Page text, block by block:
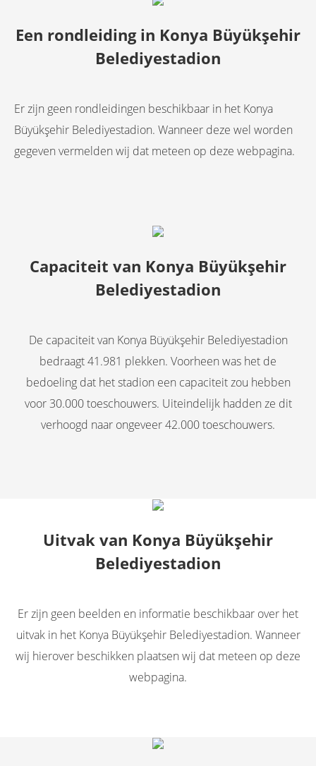
Een rondleiding in Konya Büyükşehir
Belediyestadion
Er zijn geen rondleidingen beschikbaar in het Konya
Büyükşehir Belediyestadion. Wanneer deze wel worden
gegeven vermelden wij dat meteen op deze webpagina.
Capaciteit van Konya Büyükşehir
Belediyestadion
De capaciteit van Konya Büyükşehir Belediyestadion
bedraagt 41.981 plekken. Voorheen was het de
bedoeling dat het stadion een capaciteit zou hebben
voor 30.000 toeschouwers. Uiteindelijk hadden ze dit
verhoogd naar ongeveer 42.000 toeschouwers.
Uitvak van Konya Büyükşehir
Belediyestadion
Er zijn geen beelden en informatie beschikbaar over het
uitvak in het Konya Büyükşehir Belediyestadion. Wanneer
wij hierover beschikken plaatsen wij dat meteen op deze
webpagina.